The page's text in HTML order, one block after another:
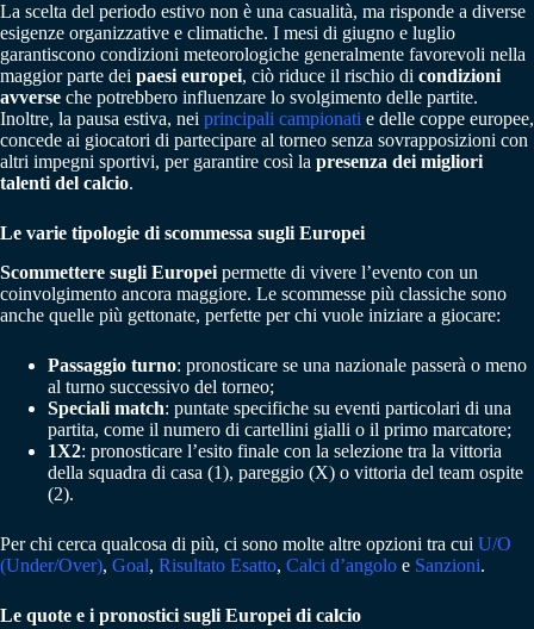
La scelta del periodo estivo non è una casualità, ma risponde a diverse
esigenze organizzative e climatiche. I mesi di giugno e luglio
garantiscono condizioni meteorologiche generalmente favorevoli nella
maggior parte dei paesi europei, ciò riduce il rischio di condizioni
avverse che potrebbero influenzare lo svolgimento delle partite.
Inoltre, la pausa estiva, nei principali campionati e delle coppe europee,
concede ai giocatori di partecipare al torneo senza sovrapposizioni con
altri impegni sportivi, per garantire così la presenza dei migliori
talenti del calcio.
Le varie tipologie di scommessa sugli Europei
Scommettere sugli Europei permette di vivere l’evento con un
coinvolgimento ancora maggiore. Le scommesse più classiche sono
anche quelle più gettonate, perfette per chi vuole iniziare a giocare:
Passaggio turno: pronosticare se una nazionale passerà o meno
al turno successivo del torneo;
Speciali match: puntate specifiche su eventi particolari di una
partita, come il numero di cartellini gialli o il primo marcatore;
1X2: pronosticare l’esito finale con la selezione tra la vittoria
della squadra di casa (1), pareggio (X) o vittoria del team ospite
(2).
Per chi cerca qualcosa di più, ci sono molte altre opzioni tra cui U/O
(Under/Over), Goal, Risultato Esatto, Calci d’angolo e Sanzioni.
Le quote e i pronostici sugli Europei di calcio